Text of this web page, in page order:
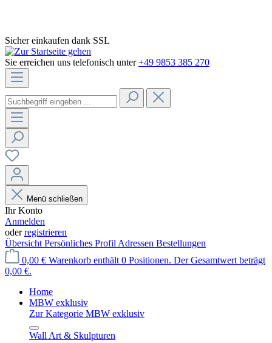
Sicher einkaufen dank SSL
Sie erreichen uns telefonisch unter +49 9853 385 270
Menü schließen
Ihr Konto
Anmelden
oderregistrieren
Übersicht Persönliches Profil Adressen Bestellungen
0,00 € Warenkorb enthält 0 Positionen. Der Gesamtwert beträgt
0,00 €.
Home
MBW exklusiv
Zur Kategorie MBW exklusiv
Wall Art & Skulpturen